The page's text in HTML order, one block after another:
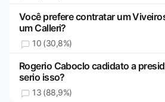
Você prefere contratar um
um Calleri?
10 (30,8%)
Rogerio Caboclo cadidato a
serio isso?
13 (88,9%)